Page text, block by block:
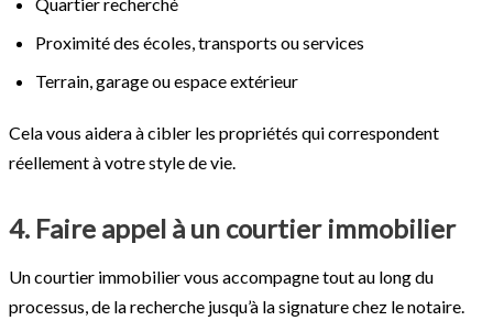
Proximité des écoles, transports ou services
Terrain, garage ou espace extérieur
Cela vous aidera à cibler les propriétés qui correspondent
réellement à votre style de vie.
4. Faire appel à un courtier immobilier
Un courtier immobilier vous accompagne tout au long du
processus, de la recherche jusqu’à la signature chez le notaire.